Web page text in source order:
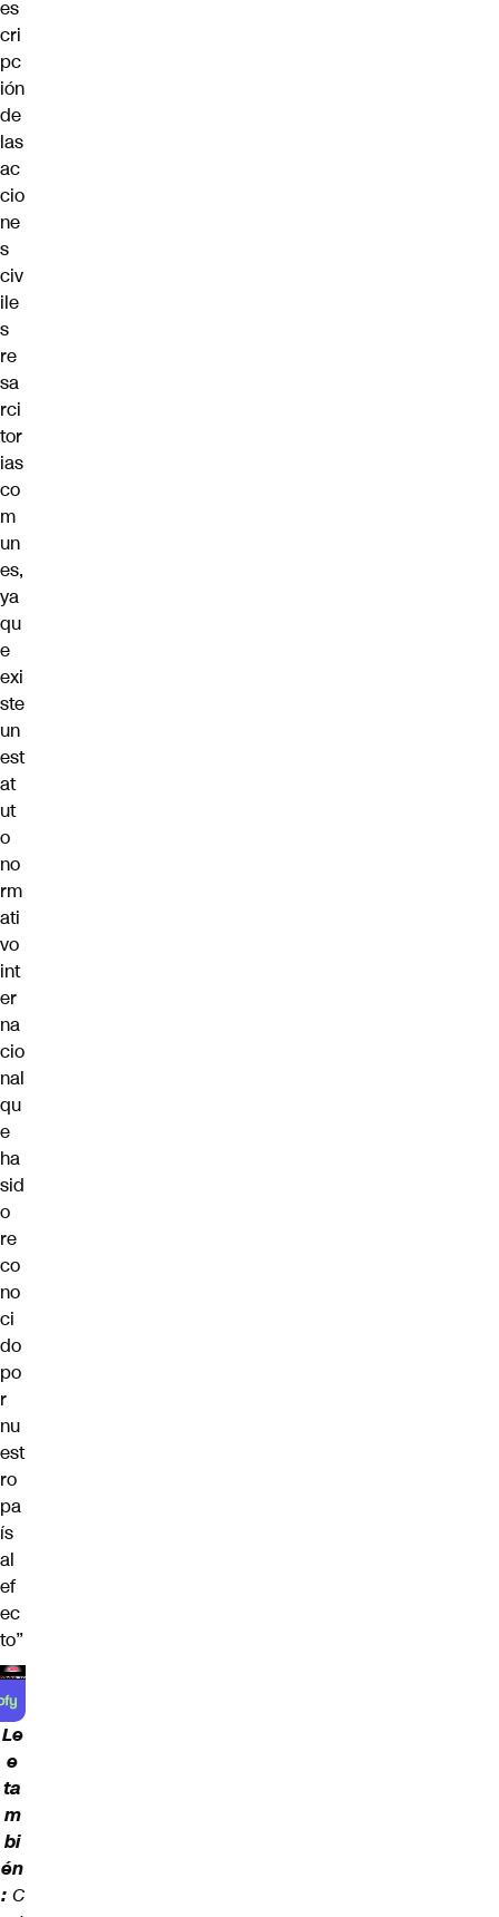
es
cri
pc
ión
de
las
ac
cio
ne
s
civ
ile
s
re
sa
rci
tor
ias
co
m
un
es,
ya
qu
e
exi
ste
un
est
at
ut
o
no
rm
ati
vo
int
er
na
cio
nal
qu
e
ha
sid
o
re
co
no
ci
do
po
r
nu
est
ro
pa
ís
al
ef
ec
to”
Le
e
ta
m
bi
én
: C